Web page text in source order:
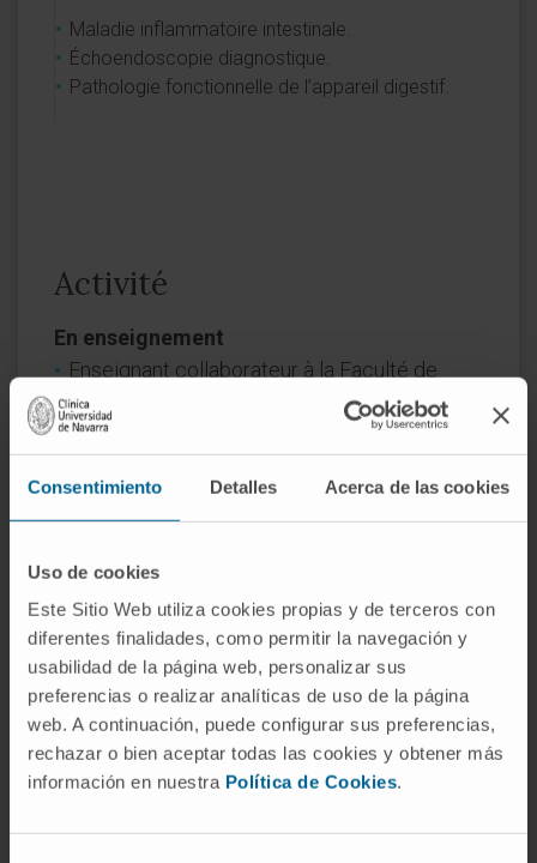
Consentimiento Detalles Acerca de las cookies
Uso de cookies
Este Sitio Web utiliza cookies propias y de terceros con
diferentes finalidades, como permitir la navegación y
usabilidad de la página web, personalizar sus
preferencias o realizar analíticas de uso de la página
web. A continuación, puede configurar sus preferencias,
rechazar o bien aceptar todas las cookies y obtener más
información en nuestra Política de Cookies.
Maladie inflammatoire intestinale.
Échoendoscopie diagnostique.
Pathologie fonctionnelle de l’appareil digestif.
Activité
En enseignement
Enseignant collaborateur à la Faculté de
médecine de l’Universidad de Navarra entre
2013 et 2017.
médecine de l’Universidad de Navarra, 2019
Tuteur d’étudiants de licence en nutrition
humaine et diététique de la Facultad de
Farmacia y Nutrición de l’Universidad de
Navarra. Année universitaire 2022-2023.
En recherche
Dix publications scientifiques dans des
revues nationales et internationales.
sa spécialité.